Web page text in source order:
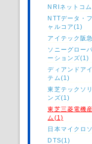
NRIネットコ
NTTデータ・
ャルコア(1)
アイテック阪
ソニーグロー
ーションズ(1)
ディアンドア
テム(1)
東芝テックソ
ンズ(1)
東芝三菱電機
ム(1)
日本マイクロ
DTS(1)